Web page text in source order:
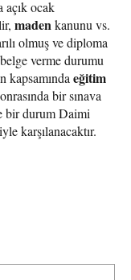
açık ocak
madenkanunu vs.
olmuş ve diploma
verme durumu
kapsamında eğitim
bir sınava
bir durum Daimi
karşılanacaktır.